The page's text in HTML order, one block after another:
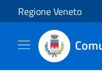
Salta al contenuto
Regione Veneto